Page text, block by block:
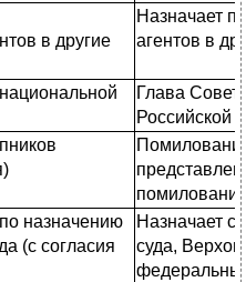
в другие
Назначает
агентов в
Глава
Российской
назначению
(с согласия
Назначает
суда,